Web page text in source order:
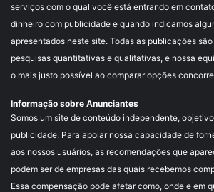
serviços com o qual você está entrando em
dinheiro com publicidade e quando indicamos
apresentados neste site. Todas as publicações
pesquisas quantitativas e qualitativas, e nossa
o mais justo possível ao comparar opções
Informação sobre Anunciantes
Somos um site de conteúdo independente,
publicidade. Para apoiar nossa capacidade de
aos nossos usuários, as recomendações que
podem ser de empresas das quais recebemos
Essa compensação pode afetar como, onde e em